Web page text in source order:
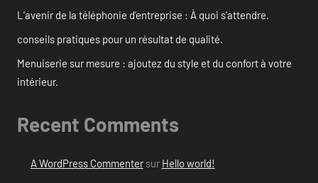
L’avenir de la téléphonie d’entreprise : À quoi s’attendre.
conseils pratiques pour un résultat de qualité.
Menuiserie sur mesure : ajoutez du style et du confort à votre
intérieur.
Recent Comments
A WordPress Commentersur Hello world!